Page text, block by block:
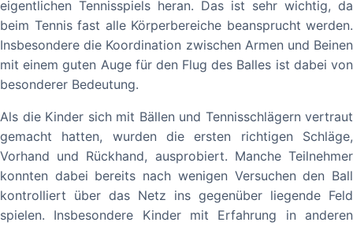
eigentlichen Tennisspiels heran. Das ist sehr wichtig, da
beim Tennis fast alle Körperbereiche beansprucht werden.
Insbesondere die Koordination zwischen Armen und Beinen
mit einem guten Auge für den Flug des Balles ist dabei von
besonderer Bedeutung.
Als die Kinder sich mit Bällen und Tennisschlägern vertraut
gemacht hatten, wurden die ersten richtigen Schläge,
Vorhand und Rückhand, ausprobiert. Manche Teilnehmer
konnten dabei bereits nach wenigen Versuchen den Ball
kontrolliert über das Netz ins gegenüber liegende Feld
spielen. Insbesondere Kinder mit Erfahrung in anderen